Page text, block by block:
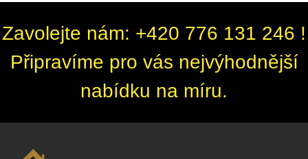
Zavolejte nám: +420 776 131 246 !
Připravíme pro vás nejvýhodnější
nabídku na míru.